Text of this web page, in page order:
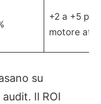
+2 a +5
motore
su
Il ROI